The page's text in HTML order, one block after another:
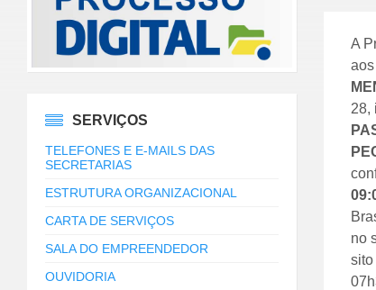
A
28,
no
sito
SERVIÇOS
TELEFONES E E-MAILS DAS
SECRETARIAS
ESTRUTURA ORGANIZACIONAL
CARTA DE SERVIÇOS
SALA DO EMPREENDEDOR
OUVIDORIA